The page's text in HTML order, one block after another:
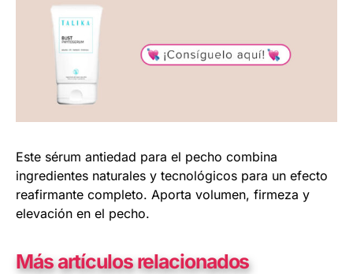
Este sérum antiedad para el pecho combina
ingredientes naturales y tecnológicos para un efecto
reafirmante completo. Aporta volumen, firmeza y
elevación en el pecho.
Más artículos relacionados